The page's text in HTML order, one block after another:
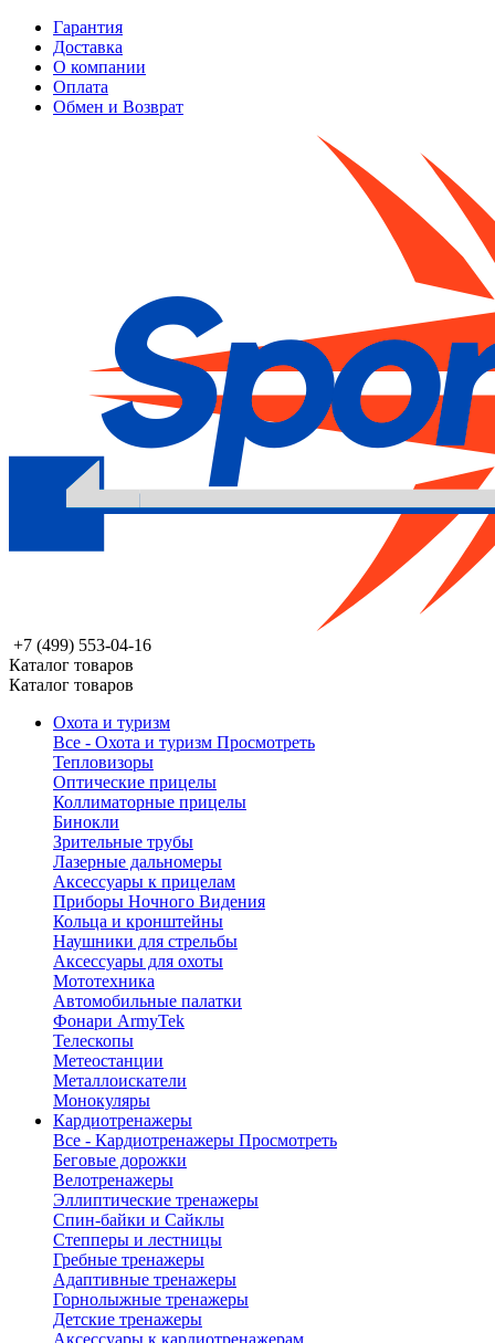
Гарантия
Доставка
О компании
Оплата
Обмен и Возврат
+7 (499) 553-04-16
Каталог товаров
Каталог товаров
Охота и туризм
Все - Охота и туризм Просмотреть
Тепловизоры
Оптические прицелы
Коллиматорные прицелы
Бинокли
Зрительные трубы
Лазерные дальномеры
Аксессуары к прицелам
Приборы Ночного Видения
Кольца и кронштейны
Наушники для стрельбы
Аксессуары для охоты
Мототехника
Автомобильные палатки
Фонари ArmyTek
Телескопы
Метеостанции
Металлоискатели
Монокуляры
Кардиотренажеры
Все - Кардиотренажеры Просмотреть
Беговые дорожки
Велотренажеры
Эллиптические тренажеры
Спин-байки и Сайклы
Степперы и лестницы
Гребные тренажеры
Адаптивные тренажеры
Горнолыжные тренажеры
Детские тренажеры
Аксессуары к кардиотренажерам